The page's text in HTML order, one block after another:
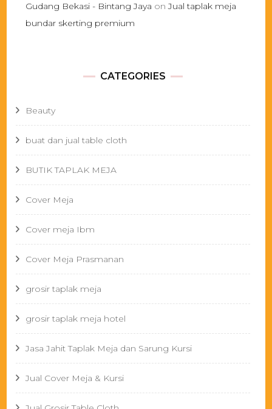
Gudang Bekasi - Bintang Jaya onJual taplak meja
bundar skerting premium
CATEGORIES
Beauty
buat dan jual table cloth
BUTIK TAPLAK MEJA
Cover Meja
Cover meja Ibm
Cover Meja Prasmanan
grosir taplak meja
grosir taplak meja hotel
Jasa Jahit Taplak Meja dan Sarung Kursi
Jual Cover Meja & Kursi